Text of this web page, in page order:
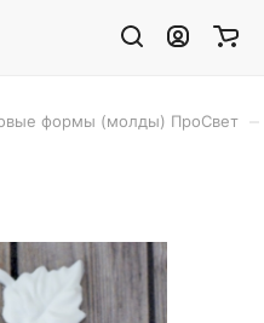
формы (молды) ПроСвет